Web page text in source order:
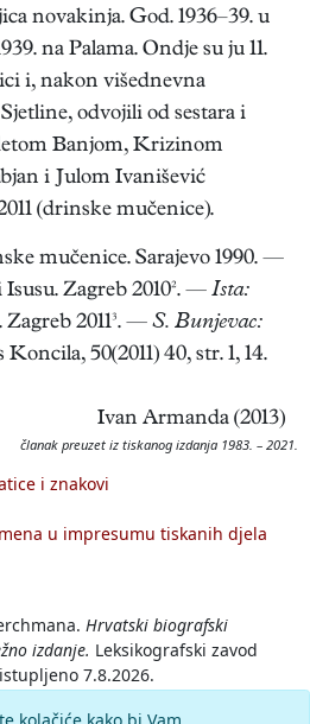
novakinja. God. 1936–39. u
na Palama. Ondje su ju 11.
i, nakon višednevna
odvojili od sestara i
Banjom, Krizinom
i Julom Ivanišević
(drinske mučenice).
mučenice. Sarajevo 1990. —
Zagreb 2010². — Ista:
2011³. — S. Bunjevac:
50(2011) 40, str. 1, 14.
Ivan Armanda (2013)
članak preuzet iz tiskanog izdanja 1983. – 2021.
i znakovi
u impresumu tiskanih djela
Hrvatski biografski
izdanje. Leksikografski zavod
7.8.2026.
kolačiće kako bi Vam